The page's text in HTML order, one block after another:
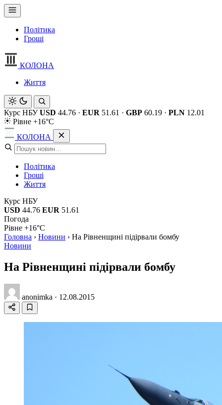
Політика
Гроші
КОЛОНА
Життя
Курс НБУ USD 44.76 · EUR 51.61 · GBP 60.19 · PLN 12.01
Рівне +16°C
КОЛОНА
Політика
Гроші
Життя
Курс НБУ
USD 44.76 EUR 51.61
Погода
Рівне +16°C
Головна › Новини › На Рівненщині підірвали бомбу
Новини
На Рівненщині підірвали бомбу
anonimka · 12.08.2015